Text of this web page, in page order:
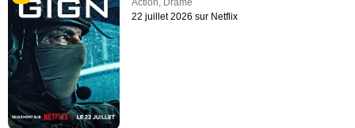
Action, Drame
22 juillet 2026 sur Netflix